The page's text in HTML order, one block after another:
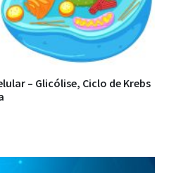
– Glicólise, Ciclo de Krebs